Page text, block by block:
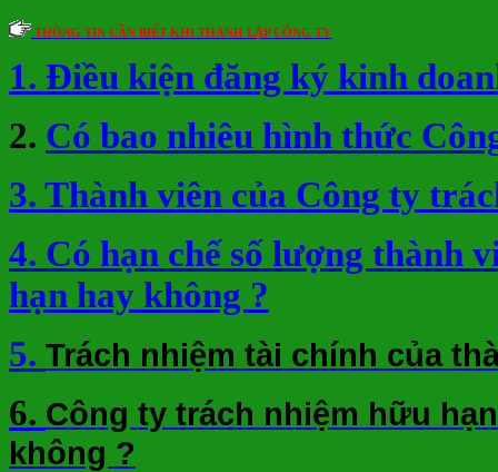
THÔNG TIN CẦN BIẾT KHI THÀNH LẬP CÔNG TY
1. Điều kiện đăng ký kinh
2. Có bao nhiêu hình thức
3. Thành viên của Công ty
4. Có hạn chế số lượng thành
hạn hay không ?
5. Trách nhiệm tài chính của
6. Công ty trách nhiệm hữu
không ?